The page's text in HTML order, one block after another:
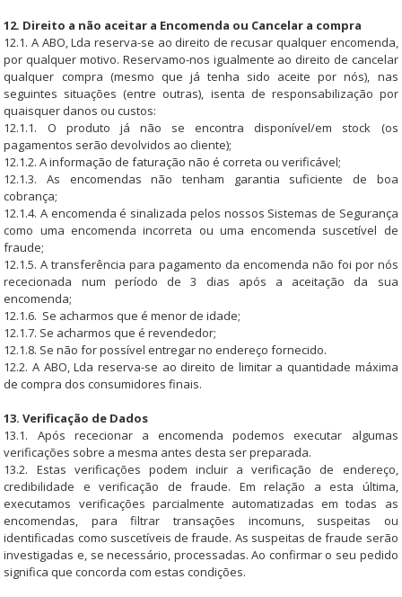
12. Direito a não aceitar a Encomenda ou Cancelar a compra
12.1. A ABO, Lda reserva-se ao direito de recusar qualquer encomenda,
por qualquer motivo. Reservamo-nos igualmente ao direito de cancelar
qualquer compra (mesmo que já tenha sido aceite por nós), nas
seguintes situações (entre outras), isenta de responsabilização por
quaisquer danos ou custos:
12.1.1. O produto já não se encontra disponível/em stock (os
pagamentos serão devolvidos ao cliente);
12.1.2. A informação de faturação não é correta ou verificável;
12.1.3. As encomendas não tenham garantia suficiente de boa
cobrança;
12.1.4. A encomenda é sinalizada pelos nossos Sistemas de Segurança
como uma encomenda incorreta ou uma encomenda suscetível de
fraude;
12.1.5. A transferência para pagamento da encomenda não foi por nós
rececionada num período de 3 dias após a aceitação da sua
encomenda;
12.1.6. Se acharmos que é menor de idade;
12.1.7. Se acharmos que é revendedor;
12.1.8. Se não for possível entregar no endereço fornecido.
12.2. A ABO, Lda reserva-se ao direito de limitar a quantidade máxima
de compra dos consumidores finais.
13. Verificação de Dados
13.1. Após rececionar a encomenda podemos executar algumas
verificações sobre a mesma antes desta ser preparada.
13.2. Estas verificações podem incluir a verificação de endereço,
credibilidade e verificação de fraude. Em relação a esta última,
executamos verificações parcialmente automatizadas em todas as
encomendas, para filtrar transações incomuns, suspeitas ou
identificadas como suscetíveis de fraude. As suspeitas de fraude serão
investigadas e, se necessário, processadas. Ao confirmar o seu pedido
significa que concorda com estas condições.